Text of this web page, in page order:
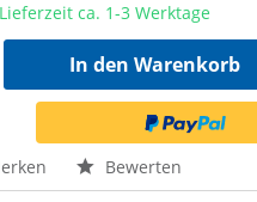
ca. 1-3 Werktage
In den Warenkorb
Bewerten